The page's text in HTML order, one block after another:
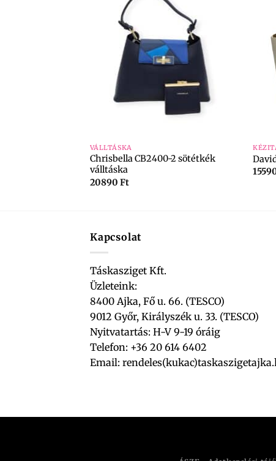
VÁLLTÁSKA
Chrisbella CB2400-2 sötétkék
válltáska
20890 Ft
Kapcsolat
Táskasziget Kft.
Üzleteink:
8400 Ajka, Fő u. 66. (TESCO)
9012 Győr, Királyszék u. 33. (TESCO)
Nyitvatartás: H-V 9-19 óráig
Telefon: +36 20 614 6402
Email: